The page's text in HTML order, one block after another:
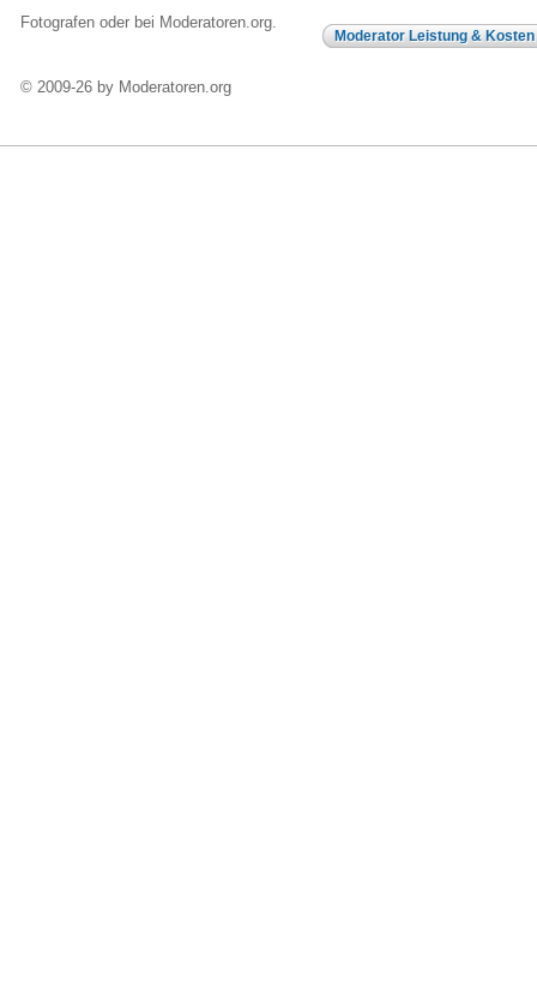
Fotografen oder bei Moderatoren.org.
© 2009-26 by Moderatoren.org
Moderator Leistung & Kosten